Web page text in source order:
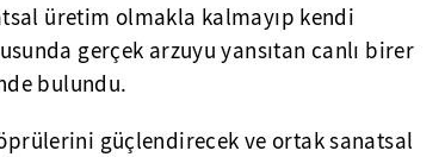
üretim olmakla kalmayıp kendi
gerçek arzuyu yansıtan canlı birer
bulundu.
güçlendirecek ve ortak sanatsal